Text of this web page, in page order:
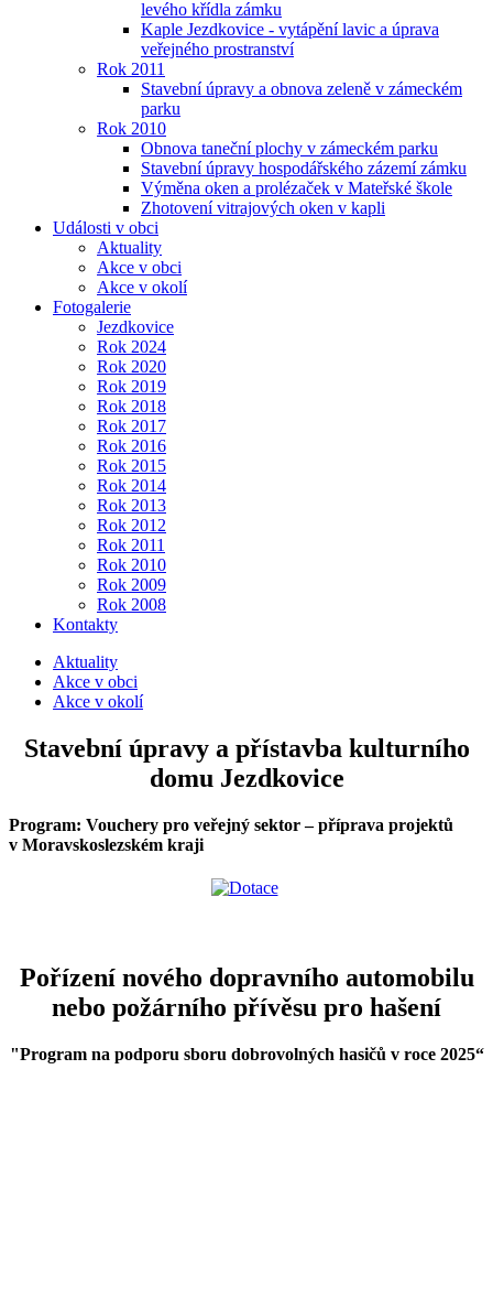
levého křídla zámku
Kaple Jezdkovice - vytápění lavic a úprava
veřejného prostranství
Rok 2011
Stavební úpravy a obnova zeleně v zámeckém
parku
Rok 2010
Obnova taneční plochy v zámeckém parku
Stavební úpravy hospodářského zázemí zámku
Výměna oken a prolézaček v Mateřské škole
Zhotovení vitrajových oken v kapli
Události v obci
Aktuality
Akce v obci
Akce v okolí
Fotogalerie
Jezdkovice
Rok 2024
Rok 2020
Rok 2019
Rok 2018
Rok 2017
Rok 2016
Rok 2015
Rok 2014
Rok 2013
Rok 2012
Rok 2011
Rok 2010
Rok 2009
Rok 2008
Kontakty
Aktuality
Akce v obci
Akce v okolí
Stavební úpravy a přístavba kulturního
domu Jezdkovice
Program: Vouchery pro veřejný sektor – příprava projektů
v Moravskoslezském kraji
Pořízení nového dopravního automobilu
nebo požárního přívěsu pro hašení
"Program na podporu sboru dobrovolných hasičů v roce 2025“